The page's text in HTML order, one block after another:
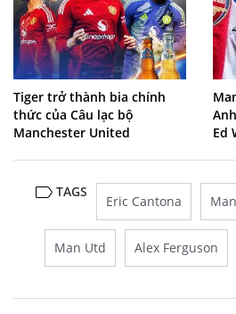
Tiger trở thành bia chính
thức của Câu lạc bộ
Manchester United
Ed
TAGS
Eric Cantona
Man Utd Alex Ferguson